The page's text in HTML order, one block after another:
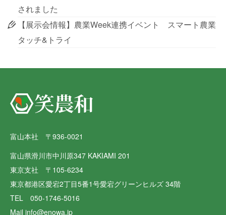
されました
【展示会情報】農業Week連携イベント スマート農業
タッチ&トライ
富山本社 〒936-0021
富山県滑川市中川原347 KAKIAMI 201
東京支社 〒105-6234
東京都港区愛宕2丁目5番1号愛宕グリーンヒルズ 34階
TEL 050-1746-5016
Mail info@enowa.jp